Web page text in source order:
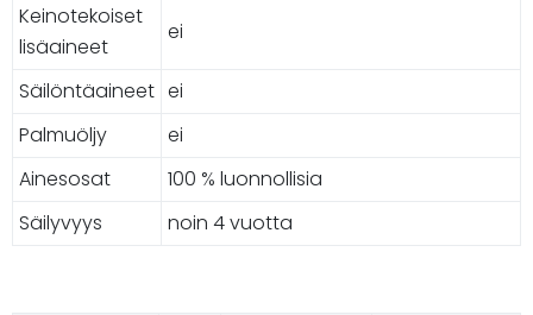
Keinotekoiset
lisäaineet
ei
Säilöntäaineet ei
Palmuöljy
ei
Ainesosat
100 % luonnollisia
Säilyvyys
noin 4 vuotta